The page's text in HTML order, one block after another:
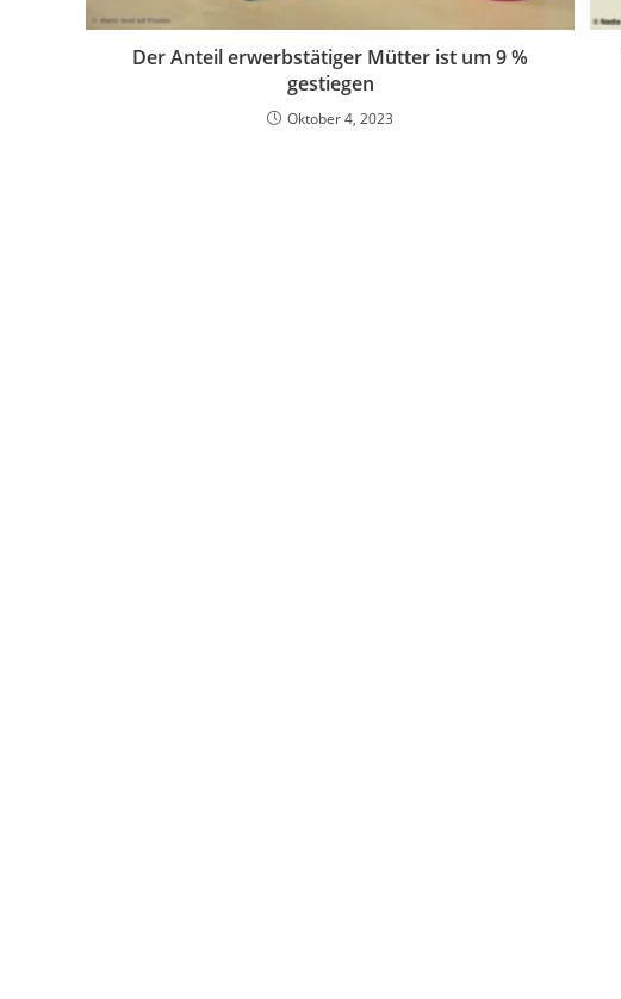
Der Anteil erwerbstätiger Mütter ist um 9 %
gestiegen
Oktober 4, 2023